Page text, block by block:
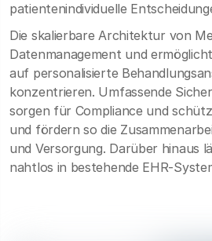
patientenindividuelle
Die skalierbare Architektur von
Datenmanagement und
auf personalisierte
konzentrieren. Umfassende
sorgen für Compliance und
und fördern so die
und Versorgung. Darüber hinaus
nahtlos in bestehende EHR-